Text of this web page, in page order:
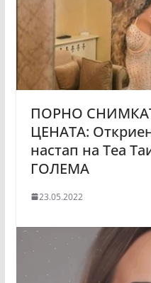
ПОРНО
ЦЕНАТА:
настап на Теа
ГОЛЕМА
23.05.2022